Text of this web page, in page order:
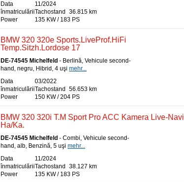
Data
înmatriculării
11/2024
Tachostand
36.815 km
Power
135 KW / 183 PS
BMW 320 320e Sports.LiveProf.HiFi
Temp.Sitzh.Lordose 17
DE-74545 Michelfeld - Berlină, Vehicule second-
hand, negru, Hibrid, 4 uşi mehr...
Data
înmatriculării
03/2022
Tachostand
56.653 km
Power
150 KW / 204 PS
BMW 320 320i T.M Sport Pro ACC Kamera Live-Navi
Ha/Ka.
DE-74545 Michelfeld - Combi, Vehicule second-
hand, alb, Benzină, 5 uşi mehr...
Data
înmatriculării
11/2024
Tachostand
38.127 km
Power
135 KW / 183 PS